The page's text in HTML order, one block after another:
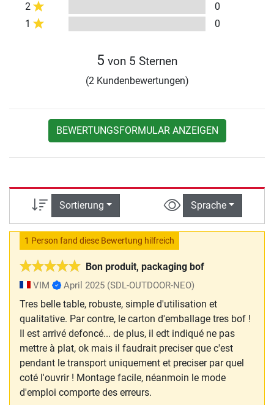
2
0
1
0
5 von 5 Sternen
(2 Kundenbewertungen)
BEWERTUNGSFORMULAR ANZEIGEN
Sortierung Sprache
Bon produit, packaging bof
1 Person fand diese Bewertung hilfreich
VIM April 2025 (SDL-OUTDOOR-NEO)
Tres belle table, robuste, simple d'utilisation et
qualitative. Par contre, le carton d'emballage tres bof !
Il est arrivé defoncé... de plus, il edt indiqué ne pas
mettre à plat, ok mais il faudrait preciser que c'est
pendant le transport uniquement et preciser par quel
coté l'ouvrir ! Montage facile, néanmoin le mode
d'emploi comporte des erreurs.